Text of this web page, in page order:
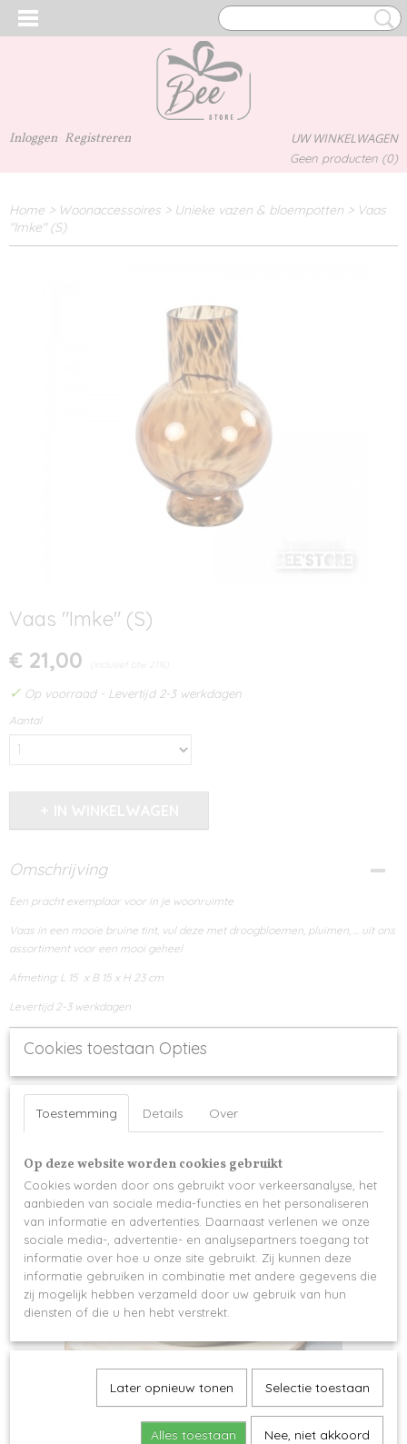
Inloggen Registreren UW WINKELWAGEN
Geen producten (0)
Home > Woonaccessoires > Unieke vazen & bloempotten > Vaas
"Imke" (S)
Vaas "Imke" (S)
€ 21,00 (inclusief btw 21%)
✓ Op voorraad - Levertijd 2-3 werkdagen
Aantal
Omschrijving
Een pracht exemplaar voor in je woonruimte
Vaas in een mooie bruine tint, vul deze met droogbloemen, pluimen, ... uit ons
assortiment voor een mooi geheel
Afmeting: L 15 x B 15 x H 23 cm
Levertijd 2-3 werkdagen
Ook interessant
Bloempot meisjeshoofd
Cookies toestaan Opties
Toestemming Details Over
Op deze website worden cookies gebruikt
Cookies worden door ons gebruikt voor verkeersanalyse, het
aanbieden van sociale media-functies en het personaliseren
van informatie en advertenties. Daarnaast verlenen we onze
sociale media-, advertentie- en analysepartners toegang tot
informatie over hoe u onze site gebruikt. Zij kunnen deze
informatie gebruiken in combinatie met andere gegevens die
zij mogelijk hebben verzameld door uw gebruik van hun
diensten of die u hen hebt verstrekt.
Later opnieuw tonen Selectie toestaan
Alles toestaan Nee, niet akkoord